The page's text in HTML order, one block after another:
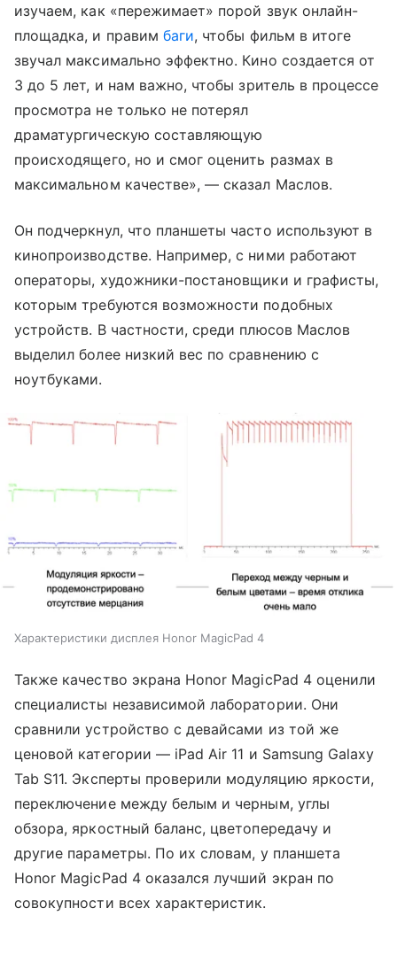
изучаем, как «пережимает» порой звук онлайн-
площадка, и правим баги, чтобы фильм в итоге
звучал максимально эффектно. Кино создается от
3 до 5 лет, и нам важно, чтобы зритель в процессе
просмотра не только не потерял
драматургическую составляющую
происходящего, но и смог оценить размах в
максимальном качестве», — сказал Маслов.
Он подчеркнул, что планшеты часто используют в
кинопроизводстве. Например, с ними работают
операторы, художники-постановщики и графисты,
которым требуются возможности подобных
устройств. В частности, среди плюсов Маслов
выделил более низкий вес по сравнению с
ноутбуками.
Характеристики дисплея Honor MagicPad 4
Также качество экрана Honor MagicPad 4 оценили
специалисты независимой лаборатории. Они
сравнили устройство с девайсами из той же
ценовой категории — iPad Air 11 и Samsung Galaxy
Tab S11. Эксперты проверили модуляцию яркости,
переключение между белым и черным, углы
обзора, яркостный баланс, цветопередачу и
другие параметры. По их словам, у планшета
Honor MagicPad 4 оказался лучший экран по
совокупности всех характеристик.